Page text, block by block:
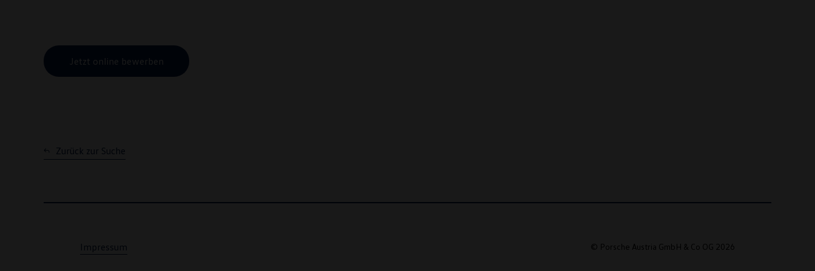
Jetzt online bewerben
Zurück zur Suche
Impressum © Porsche Austria GmbH & Co OG 2026